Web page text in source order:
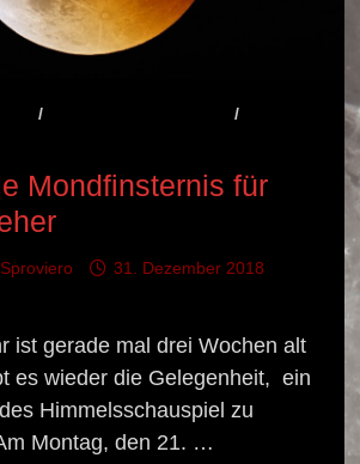
/
/
Mondfinsternis für
31. Dezember 2018
ist gerade mal drei Wochen alt
es wieder die Gelegenheit, ein
Himmelsschauspiel zu
Montag, den 21. …